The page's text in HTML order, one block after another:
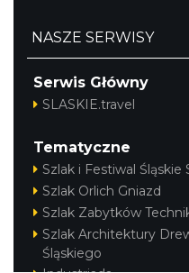
NASZE SERWISY
Serwis Główny
SLASKIE.travel
Tematyczne
Szlak i Festiwal Śląskie
Szlak Orlich Gniazd
Szlak Zabytków
Szlak Architektury
Śląskiego